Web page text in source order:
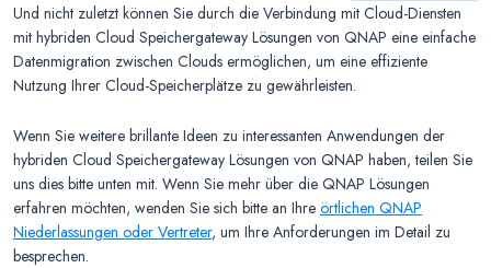
Und nicht zuletzt können Sie durch die Verbindung mit Cloud-Diensten
mit hybriden Cloud Speichergateway Lösungen von QNAP eine einfache
Datenmigration zwischen Clouds ermöglichen, um eine effiziente
Nutzung Ihrer Cloud-Speicherplätze zu gewährleisten.
Wenn Sie weitere brillante Ideen zu interessanten Anwendungen der
hybriden Cloud Speichergateway Lösungen von QNAP haben, teilen Sie
uns dies bitte unten mit. Wenn Sie mehr über die QNAP Lösungen
erfahren möchten, wenden Sie sich bitte an Ihre örtlichen QNAP
Niederlassungen oder Vertreter, um Ihre Anforderungen im Detail zu
besprechen.